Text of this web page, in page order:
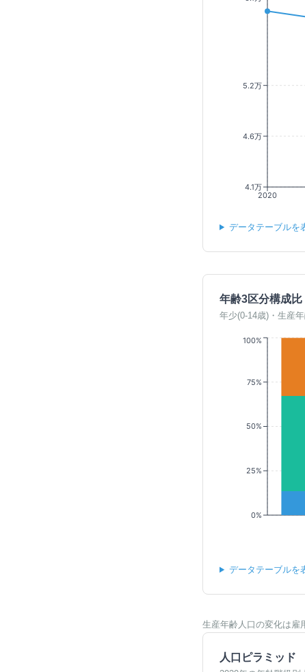
2020
4.1万
4.6万
5.2万
データテーブルを
年齢3区分構成比
年少(0-14歳)・生産
0%
25%
50%
75%
100%
データテーブルを
生産年齢人口の変化は雇
人口ピラミッド